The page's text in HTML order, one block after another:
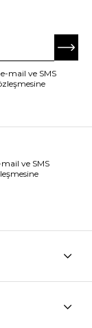
mail ve SMS
ve SMS